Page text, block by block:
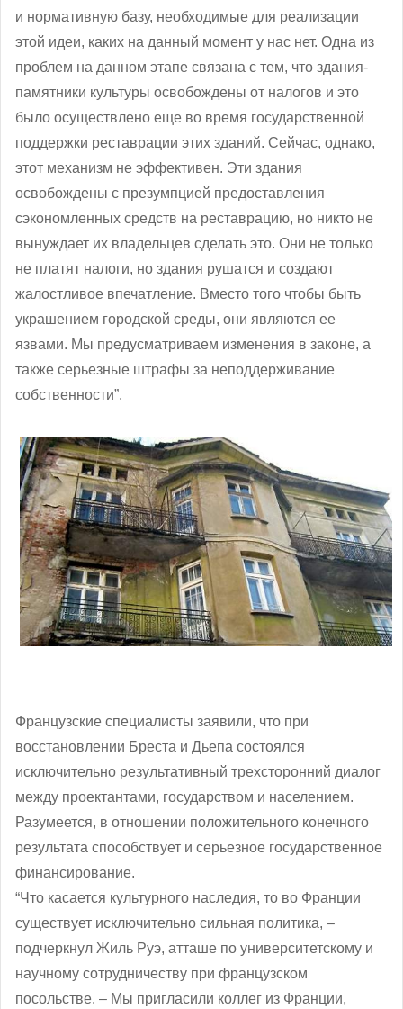
и нормативную базу, необходимые для реализации
этой идеи, каких на данный момент у нас нет. Одна из
проблем на данном этапе связана с тем, что здания-
памятники культуры освобождены от налогов и это
было осуществлено еще во время государственной
поддержки реставрации этих зданий. Сейчас, однако,
этот механизм не эффективен. Эти здания
освобождены с презумпцией предоставления
сэкономленных средств на реставрацию, но никто не
вынуждает их владельцев сделать это. Они не только
не платят налоги, но здания рушатся и создают
жалостливое впечатление. Вместо того чтобы быть
украшением городской среды, они являются ее
язвами. Мы предусматриваем изменения в законе, а
также серьезные штрафы за неподдерживание
собственности”.
Французские специалисты заявили, что при
восстановлении Бреста и Дьепа состоялся
исключительно результативный трехсторонний диалог
между проектантами, государством и населением.
Разумеется, в отношении положительного конечного
результата способствует и серьезное государственное
финансирование.
“Что касается культурного наследия, то во Франции
существует исключительно сильная политика, ‒
подчеркнул Жиль Руэ, атташе по университетскому и
научному сотрудничеству при французском
посольстве. – Мы пригласили коллег из Франции,